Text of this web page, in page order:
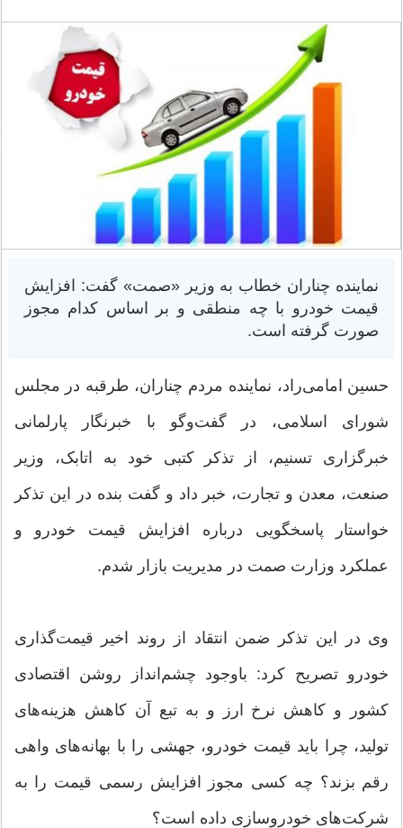
نماینده چناران خطاب به وزیر «صمت» گفت: افزایش
قیمت خودرو با چه منطقی و بر اساس کدام مجوز
صورت گرفته است.
حسین امامی‌راد، نماینده مردم چناران، طرقبه در مجلس
شورای اسلامی، در گفت‌وگو با خبرنگار پارلمانی
خبرگزاری تسنیم، از تذکر کتبی خود به اتابک، وزیر
صنعت، معدن و تجارت، خبر داد و گفت بنده در این تذکر
خواستار پاسخگویی درباره افزایش قیمت خودرو و
عملکرد وزارت صمت در مدیریت بازار شدم.
وی در این تذکر ضمن انتقاد از روند اخیر قیمت‌گذاری
خودرو تصریح کرد: باوجود چشم‌انداز روشن اقتصادی
کشور و کاهش نرخ ارز و به تبع آن کاهش هزینه‌های
تولید، چرا باید قیمت خودرو، جهشی را با بهانه‌های واهی
رقم بزند؟ چه کسی مجوز افزایش رسمی قیمت را به
شرکت‌های خودروسازی داده است؟